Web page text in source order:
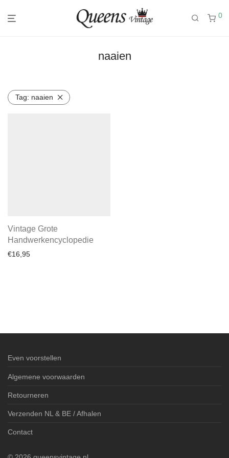
0
naaien
Tag: naaien
Vintage Grote
Handwerkencyclopedie
€16,95
Even voorstellen
Algemene voorwaarden
Retourneren
Verzenden NL & BE / Afhalen
Contact